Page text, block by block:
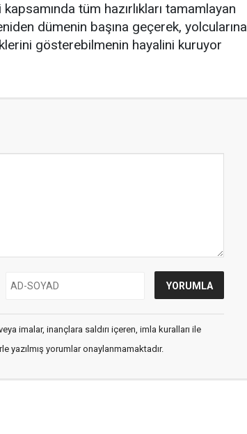
tüm hazırlıkları tamamlayan
dümenin başına geçerek, yolcularına
gösterebilmenin hayalini kuruyor
imalar, inançlara saldırı içeren, imla kuralları ile
yazılmış yorumlar onaylanmamaktadır.